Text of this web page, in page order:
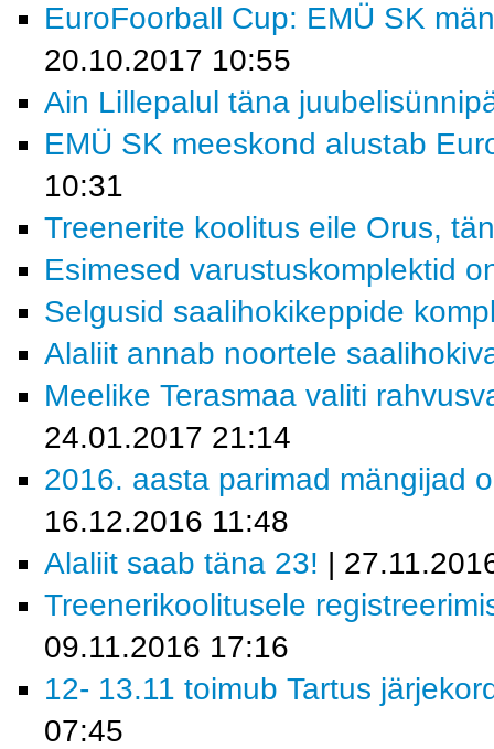
EuroFoorball Cup: EMÜ SK
20.10.2017 10:55
Ain Lillepalul täna
EMÜ SK meeskond alustab
10:31
Treenerite koolitus eile Orus,
Esimesed varustuskomplektid
Selgusid saalihokikeppide
Alaliit annab noortele
Meelike Terasmaa valiti
24.01.2017 21:14
2016. aasta parimad mängijad
16.12.2016 11:48
Alaliit saab täna 23! |
Treenerikoolitusele
09.11.2016 17:16
12- 13.11 toimub Tartus
07:45